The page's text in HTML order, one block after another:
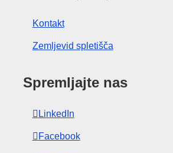
Kontakt
Zemljevid spletišča
Spremljajte nas
LinkedIn
Facebook